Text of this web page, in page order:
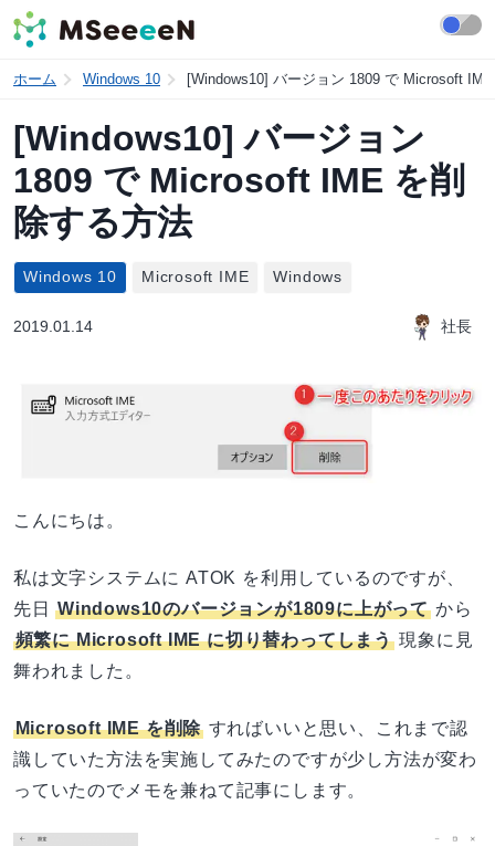
ホーム Windows 10 [Windows10] バージョン 1809 で Microsoft
[Windows10] バージョン
1809 で Microsoft IME を削
除する方法
Windows 10 Microsoft IME Windows
2019.01.14 社長
こんにちは。
私は文字システムに ATOK を利用しているのですが、
先日Windows10のバージョンが1809に上がってから
頻繁に Microsoft IME に切り替わってしまう現象に見
舞われました。
Microsoft IME を削除すればいいと思い、これまで認
識していた方法を実施してみたのですが少し方法が変わ
っていたのでメモを兼ねて記事にします。